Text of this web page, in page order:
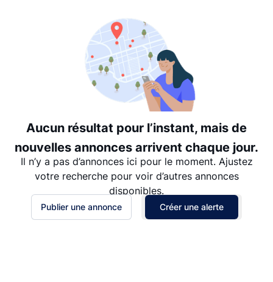
Date: les plus anciens d’abord
Aucun résultat pour l’instant, mais de
nouvelles annonces arrivent chaque jour.
Il n’y a pas d’annonces ici pour le moment. Ajustez
votre recherche pour voir d’autres annonces
disponibles.
Publier une annonce Créer une alerte